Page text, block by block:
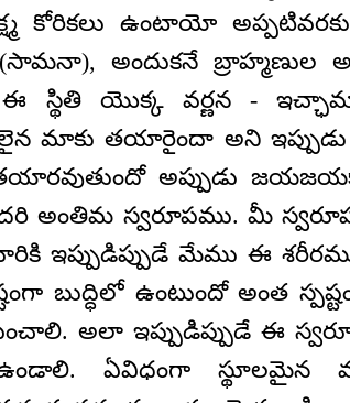
కోరికలు ఉంటాయో అప్పటివరకు
అందుకనే బ్రాహ్మణుల
ఈ స్థితి యొక్క వర్ణన -
మాకు తయారైందా అని
తయారవుతుందో అప్పుడు
స్వరూపము. మీ
ఇప్పుడిప్పుడే మేము ఈ
బుద్ధిలో ఉంటుందో అంత
అలా ఇప్పుడిప్పుడే ఈ
ఏవిధంగా స్థూలమైన